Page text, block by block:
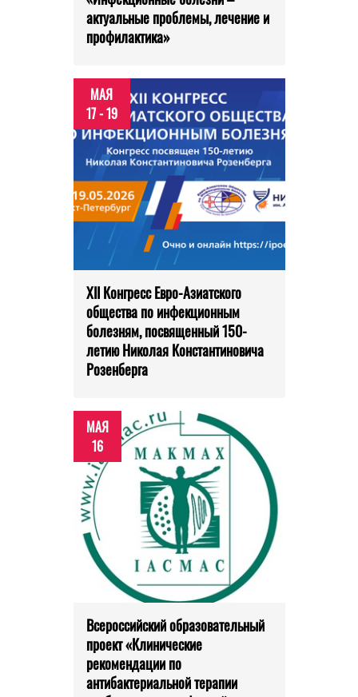
актуальные проблемы, лечение и
профилактика»
МАЯ
17 - 19
XII Конгресс Евро-Азиатского
общества по инфекционным
болезням, посвященный 150-
летию Николая Константиновича
Розенберга
МАЯ
16
Всероссийский образовательный
проект «Клинические
рекомендации по
антибактериальной терапии